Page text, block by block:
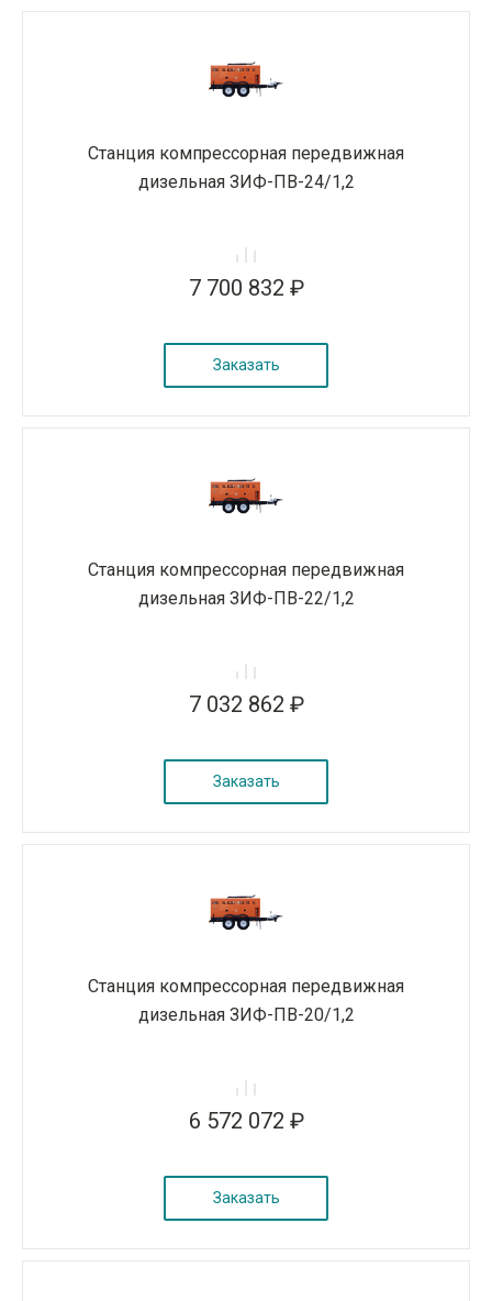
Станция компрессорная передвижная
дизельная ЗИФ-ПВ-24/1,2
7 700 832 ₽
Заказать
Станция компрессорная передвижная
дизельная ЗИФ-ПВ-22/1,2
7 032 862 ₽
Заказать
Станция компрессорная передвижная
дизельная ЗИФ-ПВ-20/1,2
6 572 072 ₽
Заказать